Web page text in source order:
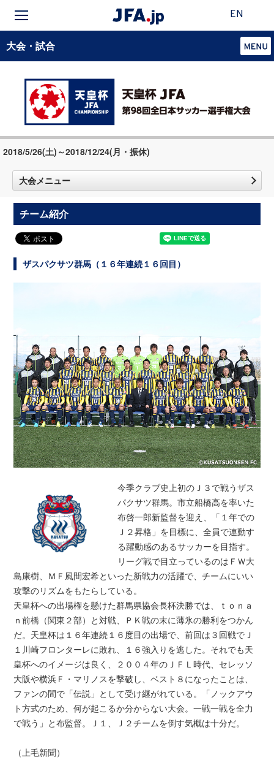
EN
大会・試合
2018/5/26(土)～2018/12/24(月・振休)
大会メニュー
チーム紹介
ザスパクサツ群馬（１６年連続１６回目）
今季クラブ史上初のＪ３で戦うザス
パクサツ群馬。市立船橋高を率いた
布啓一郎新監督を迎え、「１年での
Ｊ２昇格」を目標に、全員で連動す
る躍動感のあるサッカーを目指す。
リーグ戦で目立っているのはＦＷ大
島康樹、ＭＦ風間宏希といった新戦力の活躍で、チームにいい
攻撃のリズムをもたらしている。
天皇杯への出場権を懸けた群馬県協会長杯決勝では、ｔｏｎａ
ｎ前橋（関東２部）と対戦、ＰＫ戦の末に薄氷の勝利をつかん
だ。天皇杯は１６年連続１６度目の出場で、前回は３回戦でＪ
１川崎フロンターレに敗れ、１６強入りを逃した。それでも天
皇杯へのイメージは良く、２００４年のＪＦＬ時代、セレッソ
大阪や横浜Ｆ・マリノスを撃破し、ベスト８になったことは、
ファンの間で「伝説」として受け継がれている。「ノックアウ
ト方式のため、何が起こるか分からない大会。一戦一戦を全力
で戦う」と布監督。Ｊ１、Ｊ２チームを倒す気概は十分だ。
（上毛新聞）